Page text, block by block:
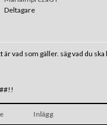
Deltagare
är vad som gäller. säg vad du
Inlägg